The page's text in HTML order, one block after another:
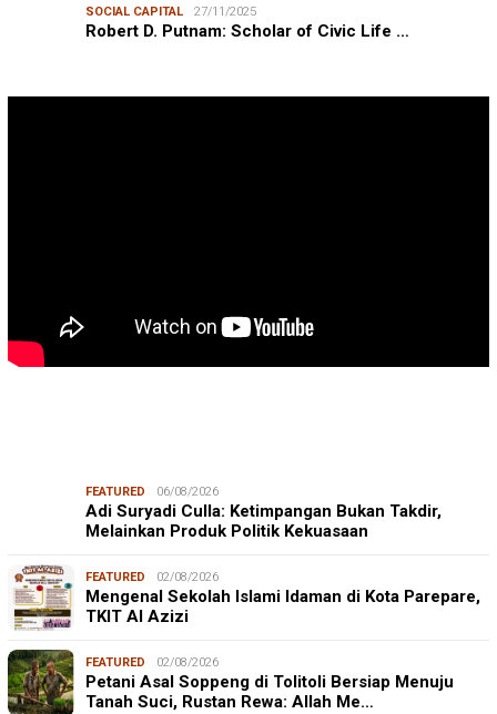
SOCIAL CAPITAL 27/11/2025
Robert D. Putnam: Scholar of Civic Life …
FEATURED 06/08/2026
Adi Suryadi Culla: Ketimpangan Bukan Takdir,
Melainkan Produk Politik Kekuasaan
FEATURED 02/08/2026
Mengenal Sekolah Islami Idaman di Kota Parepare,
TKIT Al Azizi
FEATURED 02/08/2026
Petani Asal Soppeng di Tolitoli Bersiap Menuju
Tanah Suci, Rustan Rewa: Allah Me…